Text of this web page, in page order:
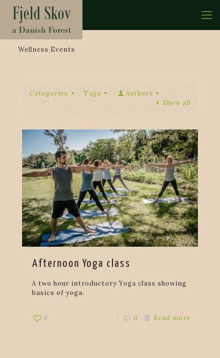
Wellness Events
Categories Tags
Authors
Show all
Afternoon Yoga class
A two hour introductory Yoga class showing
basics of yoga.
0 0 Read more